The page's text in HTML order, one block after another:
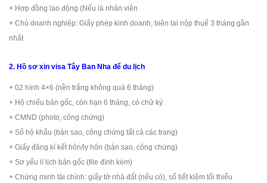
+ Hợp đồng lao động (Nếu là nhân viên
+ Chủ doanh nghiệp: Giấy phép kinh doanh, biên lai nộp thuế 3 tháng gần
nhất
2. Hồ sơ xin visa Tây Ban Nha để du lịch
+ 02 hình 4×6 (nền trắng không quá 6 tháng)
+ Hộ chiếu bản gốc, còn hạn 6 tháng, có chữ ký
+ CMND (photo, công chứng)
+ Sổ hộ khẩu (bản sao, công chứng tất cả các trang)
+ Giấy đăng kí kết hôn/ly hôn (bản sao, công chứng)
+ Sơ yếu lí lịch bản gốc (file đính kèm)
+ Chứng minh tài chính: giấy tờ nhà đất (nếu có), sổ tiết kiệm tối thiểu